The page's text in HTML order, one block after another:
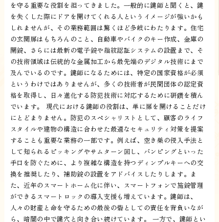
を守る重要な役割を担ってきました。一般的に鍵師と聞くと、鍵
を失くした際にドアを開けてくれる人というイメージが強いかも
しれませんが、その業務範囲は驚くほど多岐にわたります。住宅
の玄関扉はもちろんのこと、自動車やバイクのキー作成、金庫の
開錠、さらには最新の電子錠や指紋認証システムの設置まで、そ
の技術領域は伝統的な金属加工から最先端のデジタル技術にまで
及んでいるのです。鍵師になるためには、特定の国家資格が必須
というわけではありませんが、多くの技術者が民間団体の認定資
格を取得し、日々進化する防犯技術に対応するために研鑽を積ん
でいます。 現代における鍵師の役割は、単に扉を開けることだけ
にとどまりません。防犯のスペシャリストとして、顧客のライフ
スタイルや建物の構造に合わせた最適なセキュリティ対策を提案
することも重要な業務の一部です。例えば、空き巣の侵入手法と
して知られるピッキングやサムターン回し、バンピングといった
手口を防ぐために、より複雑な構造を持つディンプルキーへの交
換を推奨したり、補助錠の設置をアドバイスしたりします。ま
た、近年のスマートホーム化に伴い、スマートフォンで施錠管理
ができるスマートロックの導入支援も増えています。鍵師は、
人々の財産と命を守るための最後の砦としての責任を背負いなが
ら、暗闇の中で鍵穴と向き合い続けています。 一方で、鍵師とい